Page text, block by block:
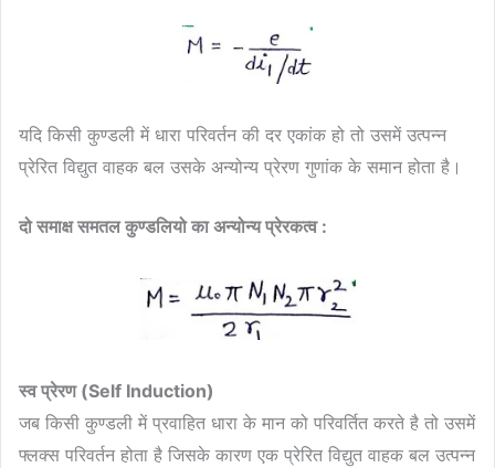
यदि किसी कुण्डली में धारा परिवर्तन की दर एकांक हो तो उसमें उत्पन्न
प्रेरित विद्युत वाहक बल उसके अन्योन्य प्रेरण गुणांक के समान होता है।
दो समाक्ष समतल कुण्डलियो का अन्योन्य प्रेरकत्व :
स्व प्रेरण (Self Induction)
जब किसी कुण्डली में प्रवाहित धारा के मान को परिवर्तित करते है तो उसमें
फ्लक्स परिवर्तन होता है जिसके कारण एक प्रेरित विद्युत वाहक बल उत्पन्न